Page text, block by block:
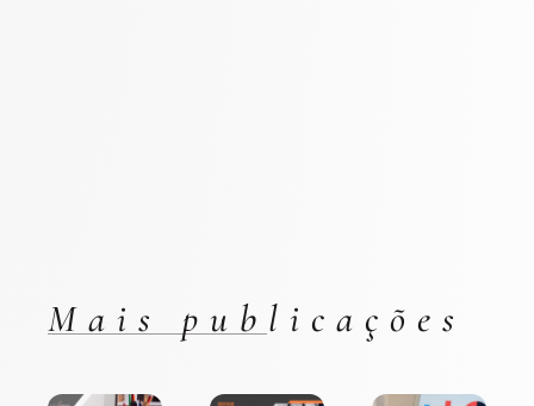
Mais publicações